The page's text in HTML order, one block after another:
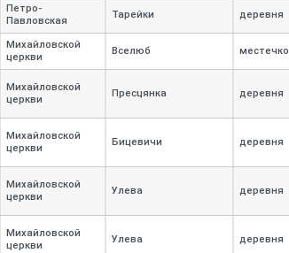
Петро-
Павловская
Тарейки деревня
Михайловской
церкви
Вселюб местечко
Михайловской
церкви
Пресцянка деревня
Михайловской
церкви
Бицевичи деревня
Михайловской
церкви
Улева деревня
Михайловской
церкви
Улева деревня